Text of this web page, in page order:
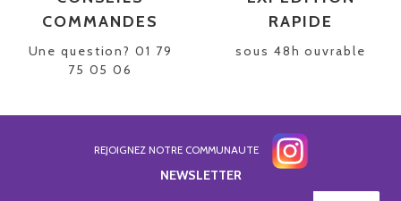
COMMANDES
Une question? 01 79
75 05 06
RAPIDE
sous 48h ouvrable
REJOIGNEZ NOTRE COMMUNAUTE
NEWSLETTER